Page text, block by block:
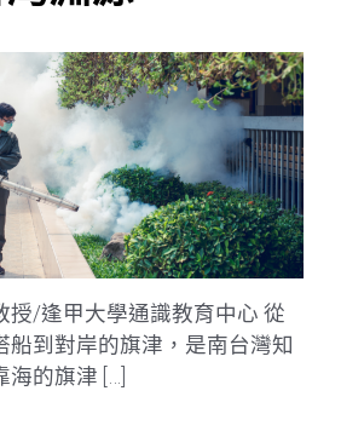
授/逢甲大學通識教育中心 從
船到對岸的旗津，是南台灣知
的旗津 […]